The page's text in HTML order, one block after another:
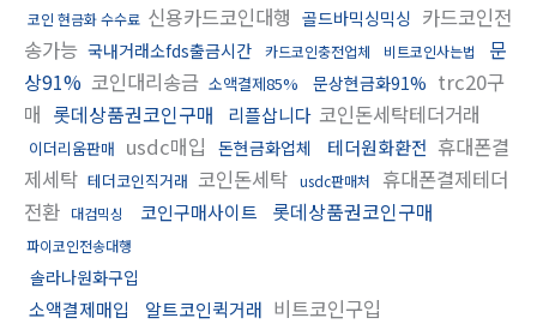
코인 현금화 수수료 신용카드코인대행 골드바믹싱믹싱 카드코인전
송가능 국내거래소fds출금시간 카드코인충전업체 비트코인사는법
문
상91% 코인대리송금 소액결제85% 문상현금화91% trc20구
매 롯데상품권코인구매 리플삽니다 코인돈세탁테더거래
이더리움판매 usdc매입 돈현금화업체 테더원화환전 휴대폰결
제세탁 테더코인직거래 코인돈세탁 usdc판매처
휴대폰결제테더
전환 대검믹싱 코인구매사이트 롯데상품권코인구매
파이코인전송대행
솔라나원화구입
소액결제매입 알트코인퀵거래 비트코인구입